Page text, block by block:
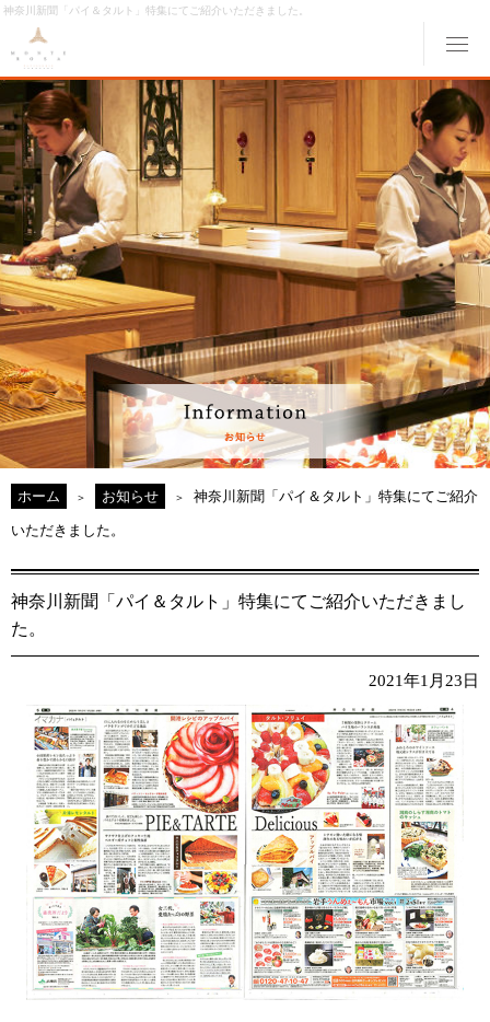
神奈川新聞「パイ＆タルト」特集にてご紹介いただきました。
ABOUT MONTE ROSAモンテローザについて
MENUメニュー
ORIGINAL ORDER オリジナルオーダー
GALLERY ギャラリー
ACCESS 交通アクセス
MONTE ROSA Online Shopオンライン ショップ
CAKE RESERVEケーキWeb予約
ホーム お知らせ 神奈川新聞「パイ＆タルト」特集にてご紹介
いただきました。
神奈川新聞「パイ＆タルト」特集にてご紹介いただきまし
た。
2021年1月23日